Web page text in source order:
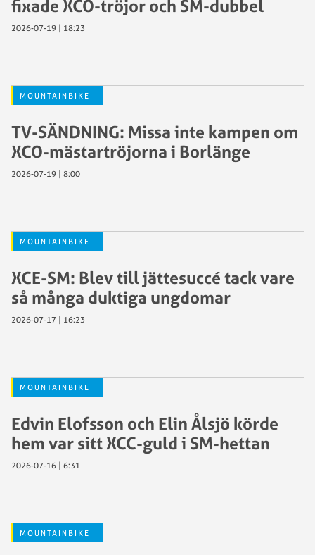
fixade XCO-tröjor och SM-dubbel
2026-07-19 | 18:23
MOUNTAINBIKE
TV-SÄNDNING: Missa inte kampen om
XCO-mästartröjorna i Borlänge
2026-07-19 | 8:00
MOUNTAINBIKE
XCE-SM: Blev till jättesuccé tack vare
så många duktiga ungdomar
2026-07-17 | 16:23
MOUNTAINBIKE
Edvin Elofsson och Elin Ålsjö körde
hem var sitt XCC-guld i SM-hettan
2026-07-16 | 6:31
MOUNTAINBIKE